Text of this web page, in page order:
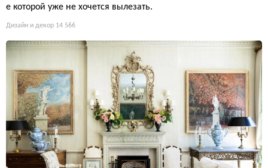
е которой уже не хочется вылезать.
Дизайн и декор 14 566